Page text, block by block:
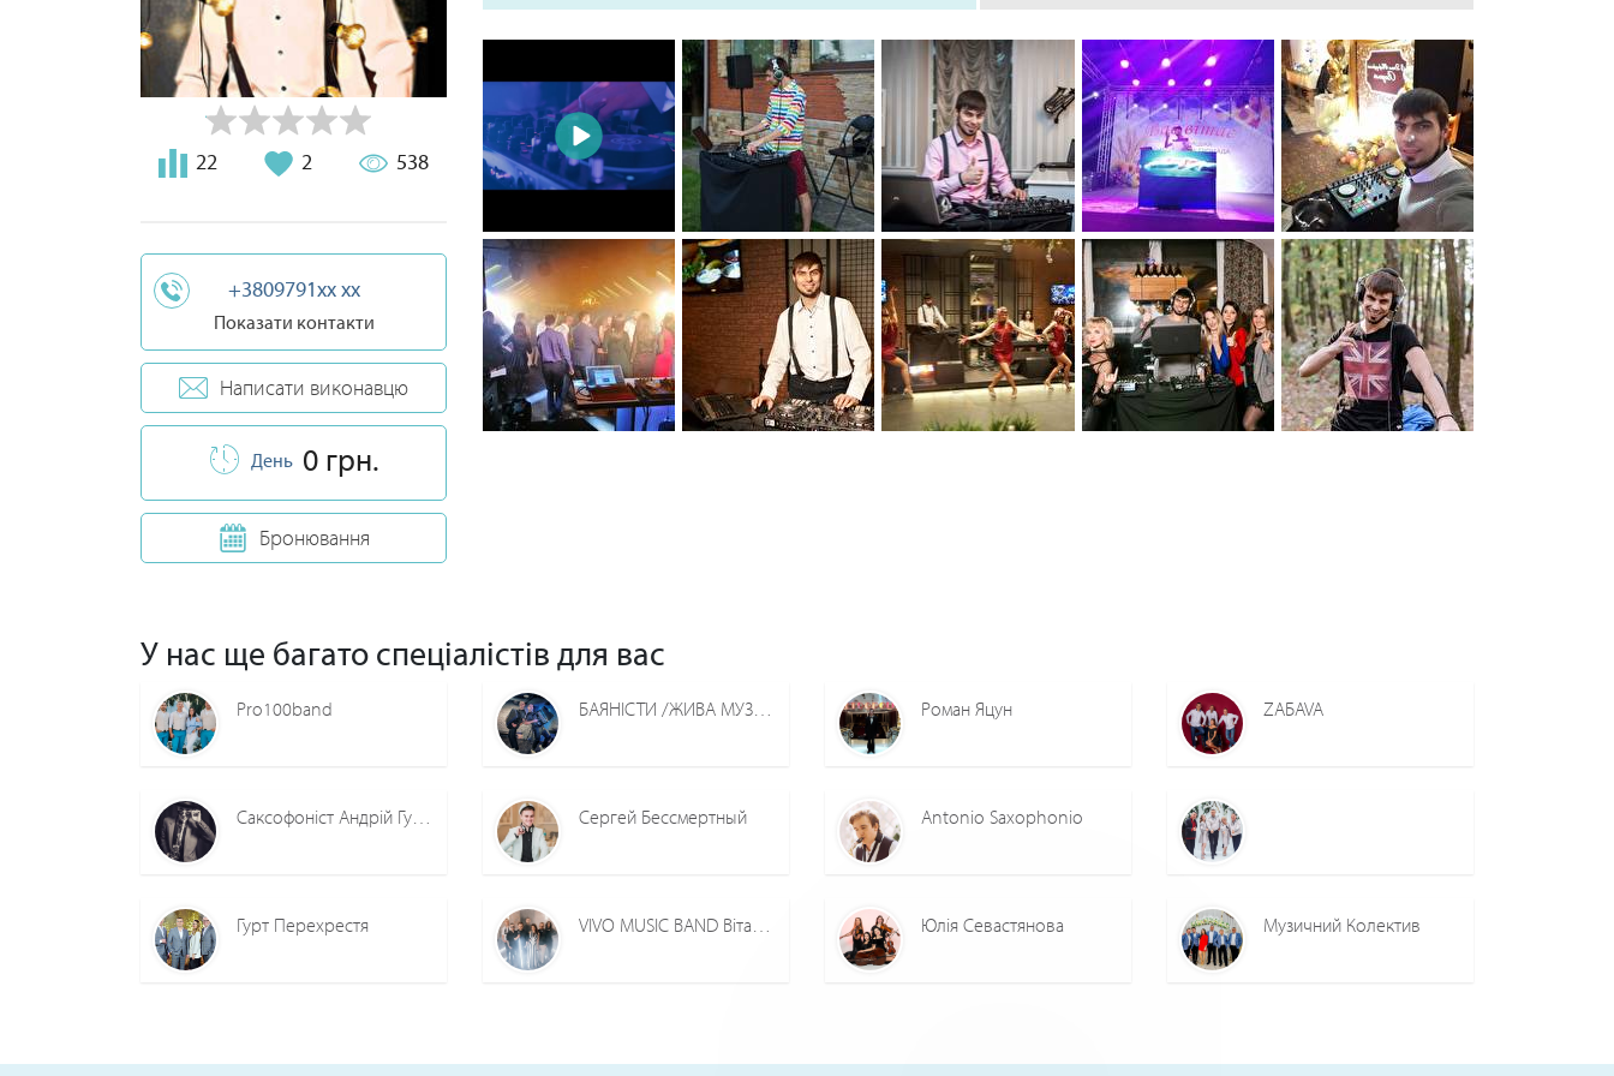
22 2 538
+3809791xx xx
Показати контакти
Написати виконавцю
День 0 грн.
Бронювання
0 0 0 0 0 0 0 0 0 0
У нас ще багато спеціалістів для вас
Pro100band БАЯНІСТИ /ЖИВА МУЗИКА/Київ Роман Яцун ZAБAVA
Саксофоніст Андрій Гудзик Сергей Бессмертный Antonio Saxophonio
Гурт Перехрестя VIVO MUSIC BAND Віталій Лупійчук Юлія Севастянова Музичний Колектив